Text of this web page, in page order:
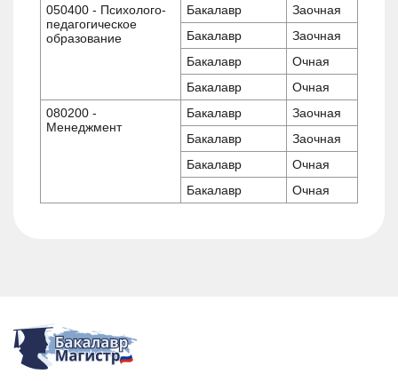
050400 - Психолого-
педагогическое
образование
Бакалавр
Заочная
Бакалавр
Заочная
Бакалавр
Очная
Бакалавр
Очная
080200 -
Менеджмент
Бакалавр
Заочная
Бакалавр
Заочная
Бакалавр
Очная
Бакалавр
Очная